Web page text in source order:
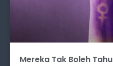
Mereka Tak Boleh Tahu